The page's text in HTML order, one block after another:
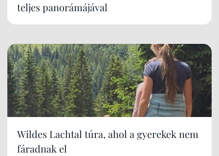
teljes panorámájával
Wildes Lachtal túra, ahol a gyerekek nem
fáradnak el